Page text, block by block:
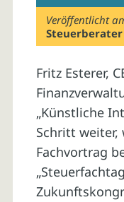
Veröffentlicht
Fritz Esterer,
„Künstliche
Schritt weiter,
Fachvortrag